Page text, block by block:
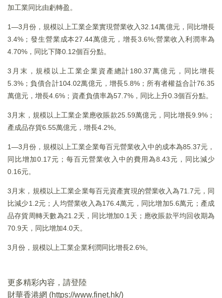
加工業同比由虧轉盈。
1—3月份，規模以上工業企業實現營業收入32.14萬億元，同比增長
3.4%；發生營業成本27.44萬億元，增長3.6%;營業收入利潤率為
4.70%，同比下降0.12個百分點。
3月末，規模以上工業企業資產總計180.37萬億元，同比增長
5.3%；負債合計104.02萬億元，增長5.8%；所有者權益合計76.35
萬億元，增長4.6%；資產負債率為57.7%，同比上升0.3個百分點。
3月末，規模以上工業企業應收賬款25.59萬億元，同比增長9.9%；
產成品存貨6.55萬億元，增長4.2%。
1—3月份，規模以上工業企業每百元營業收入中的成本為85.37元，
同比增加0.17元；每百元營業收入中的費用為8.43元，同比減少
0.16元。
3月末，規模以上工業企業每百元資產實現的營業收入為71.7元，同
比減少1.2元；人均營業收入為176.4萬元，同比增加5.6萬元；產成
品存貨周轉天數為21.2天，同比增加0.1天；應收賬款平均回收期為
70.9天，同比增加4.0天。
3月份，規模以上工業企業利潤同比增長2.6%。
更多精彩內容，請登陸
財華香港網 (https://www.finet.hk/)